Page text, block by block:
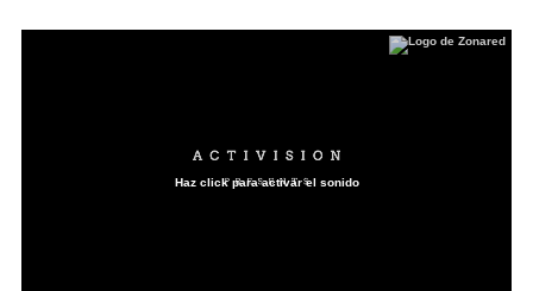
Haz click para activar el sonido